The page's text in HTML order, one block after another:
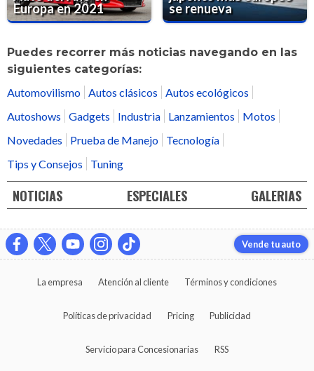
Europa en 2021
se renueva
Puedes recorrer más noticias navegando en las
siguientes categorías:
Automovilismo Autos clásicos
Autos ecológicos
Autoshows
Gadgets Industria Lanzamientos
Motos
Novedades
Prueba de Manejo
Tecnología
Tips y Consejos
Tuning
NOTICIAS ESPECIALES GALERIAS
Vende tu auto
La empresa Atención al cliente Términos y condiciones
Políticas de privacidad Pricing Publicidad
Servicio para Concesionarias RSS